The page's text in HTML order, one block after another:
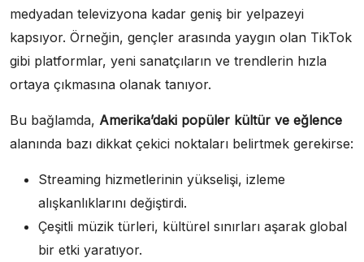
medyadan televizyona kadar geniş bir yelpazeyi
kapsıyor. Örneğin, gençler arasında yaygın olan TikTok
gibi platformlar, yeni sanatçıların ve trendlerin hızla
ortaya çıkmasına olanak tanıyor.
Bu bağlamda, Amerika’daki popüler kültür ve eğlence
alanında bazı dikkat çekici noktaları belirtmek gerekirse:
Streaming hizmetlerinin yükselişi, izleme
alışkanlıklarını değiştirdi.
Çeşitli müzik türleri, kültürel sınırları aşarak global
bir etki yaratıyor.